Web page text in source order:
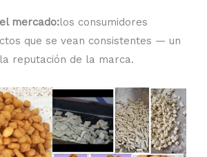
mercado:los consumidores
que se vean consistentes — un
reputación de la marca.